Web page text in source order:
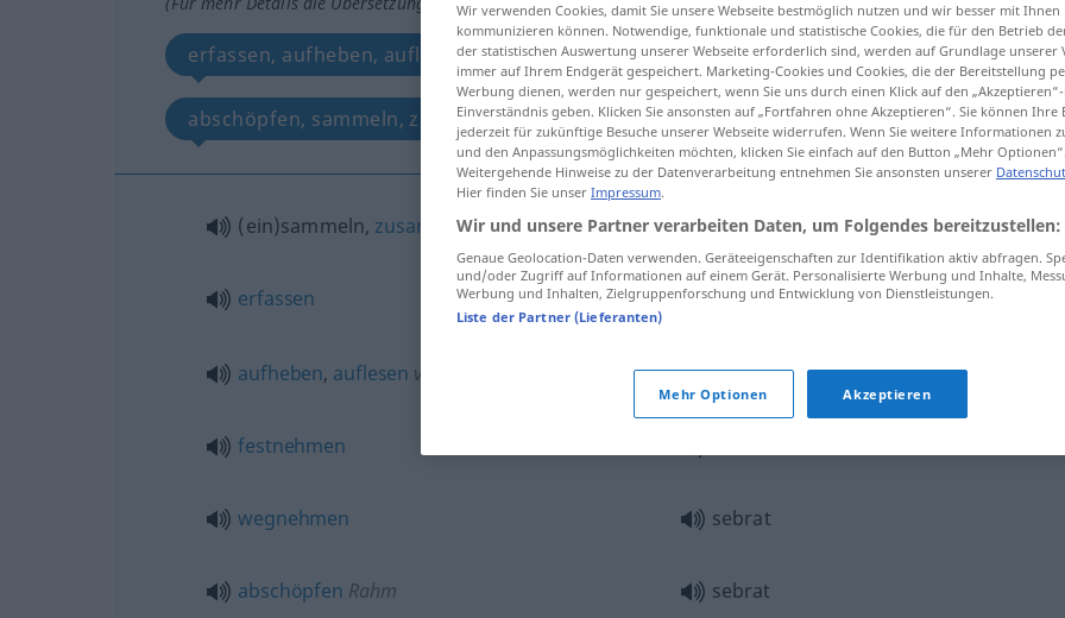
erfassen, aufheben, auflesen, festnehmen, wegnehmen
abschöpfen, sammeln, zusammentragen
(ein)sammeln, zusammentragen sebrat
erfassen sebrat EDV
aufheben, auflesen vom Boden sebrat
festnehmen
wegnehmen sebrat
abschöpfen Rahm sebrat
Wir verwenden Cookies, damit Sie unsere Webseite bestmöglich nutzen und wir besser mit Ihnen
kommunizieren können. Notwendige, funktionale und statistische Cookies, die für den Betrieb
der statistischen Auswertung unserer Webseite erforderlich sind, werden auf Grundlage unserer
immer auf Ihrem Endgerät gespeichert. Marketing-Cookies und Cookies, die der Bereitstellung
Werbung dienen, werden nur gespeichert, wenn Sie uns durch einen Klick auf den
Einverständnis geben. Klicken Sie ansonsten auf „Fortfahren ohne Akzeptieren“. Sie können Ihre
jederzeit für zukünftige Besuche unserer Webseite widerrufen. Wenn Sie weitere Informationen
und den Anpassungsmöglichkeiten möchten, klicken Sie einfach auf den Button „Mehr Optionen“.
Weitergehende Hinweise zu der Datenverarbeitung entnehmen Sie ansonsten unserer
Hier finden Sie unser Impressum.
Wir und unsere Partner verarbeiten Daten, um Folgendes bereitzustellen:
Genaue Geolocation-Daten verwenden. Geräteeigenschaften zur Identifikation aktiv abfragen.
und/oder Zugriff auf Informationen auf einem Gerät. Personalisierte Werbung und Inhalte,
Werbung und Inhalten, Zielgruppenforschung und Entwicklung von Dienstleistungen.
Liste der Partner (Lieferanten)
Mehr Optionen Akzeptieren